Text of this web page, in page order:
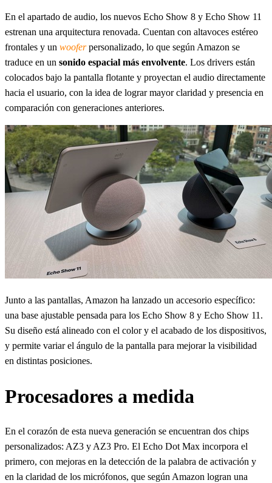
En el apartado de audio, los nuevos Echo Show 8 y Echo Show 11
estrenan una arquitectura renovada. Cuentan con altavoces estéreo
frontales y un wooferpersonalizado, lo que según Amazon se
traduce en un sonido espacial más envolvente. Los drivers están
colocados bajo la pantalla flotante y proyectan el audio directamente
hacia el usuario, con la idea de lograr mayor claridad y presencia en
comparación con generaciones anteriores.
Junto a las pantallas, Amazon ha lanzado un accesorio específico:
una base ajustable pensada para los Echo Show 8 y Echo Show 11.
Su diseño está alineado con el color y el acabado de los dispositivos,
y permite variar el ángulo de la pantalla para mejorar la visibilidad
en distintas posiciones.
Procesadores a medida
En el corazón de esta nueva generación se encuentran dos chips
personalizados: AZ3 y AZ3 Pro. El Echo Dot Max incorpora el
primero, con mejoras en la detección de la palabra de activación y
en la claridad de los micrófonos, que según Amazon logran una